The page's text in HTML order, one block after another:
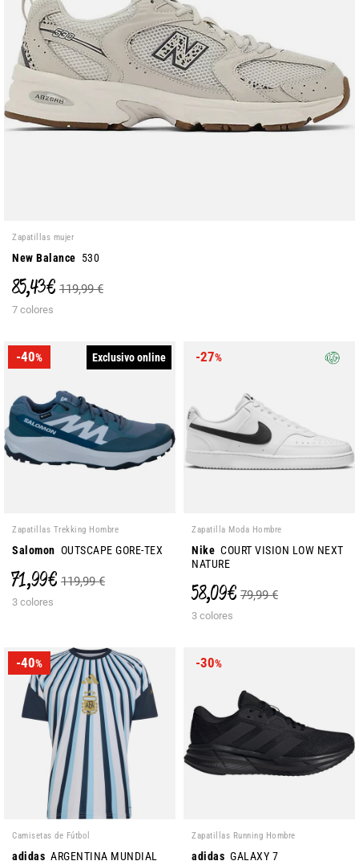
Zapatillas mujer
New Balance 530
85,43 € 119,99 €
7 colores
-40% Exclusivo online
Zapatillas Trekking Hombre
Salomon OUTSCAPE GORE-TEX
71,99 € 119,99 €
3 colores
-27%
Zapatilla Moda Hombre
Nike COURT VISION LOW NEXT
NATURE
58,09 € 79,99 €
3 colores
-40%
Camisetas de Fútbol
adidas ARGENTINA MUNDIAL
-30%
Zapatillas Running Hombre
adidas GALAXY 7